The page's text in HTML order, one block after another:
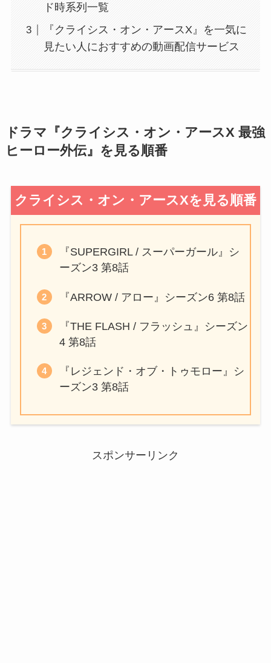
ド時系列一覧
『クライシス・オン・アースX』を一気に
見たい人におすすめの動画配信サービス
ドラマ『クライシス・オン・アースX 最強
ヒーロー外伝』を見る順番
クライシス・オン・アースXを見る順番
『SUPERGIRL / スーパーガール』シ
ーズン3 第8話
『ARROW / アロー』シーズン6 第8話
『THE FLASH / フラッシュ』シーズン
4 第8話
『レジェンド・オブ・トゥモロー』シ
ーズン3 第8話
スポンサーリンク